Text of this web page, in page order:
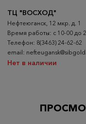
ТЦ "ВОСХОД"
Нефтеюганск, 12 мкр. д. 1
Время работы: с 10-00 до
Телефон: 8(3463) 24-62-62
email:
Нет в наличии